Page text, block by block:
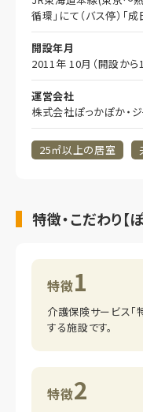
循環」にて（バス停）「
開設年月
2011年 10月（開設から
運営会社
株式会社ぽっかぽか・
25㎡以上の居室
特徴・こだわり【
特徴1
介護保険サービス
する施設です。
特徴2